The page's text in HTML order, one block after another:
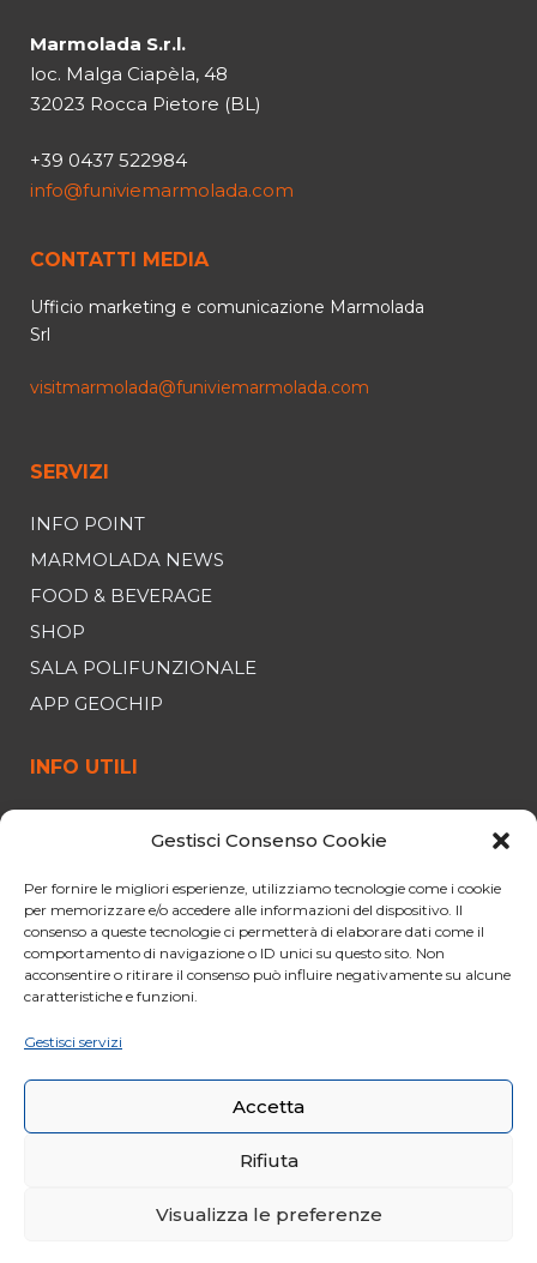
Gestisci Consenso Cookie
Per fornire le migliori esperienze, utilizziamo tecnologie come i cookie
per memorizzare e/o accedere alle informazioni del dispositivo. Il
consenso a queste tecnologie ci permetterà di elaborare dati come il
comportamento di navigazione o ID unici su questo sito. Non
acconsentire o ritirare il consenso può influire negativamente su alcune
caratteristiche e funzioni.
Gestisci servizi
Accetta
Rifiuta
Visualizza le preferenze
Marmolada S.r.l.
loc. Malga Ciapèla, 48
32023 Rocca Pietore (BL)
+39 0437 522984
info@funiviemarmolada.com
CONTATTI MEDIA
Ufficio marketing e comunicazione Marmolada
Srl
visitmarmolada@funiviemarmolada.com
SERVIZI
INFO POINT
MARMOLADA NEWS
FOOD & BEVERAGE
SHOP
SALA POLIFUNZIONALE
APP GEOCHIP
INFO UTILI
ORARI E PREZZI
OFFERTE
PARCHEGGIO
CURIOSITÀ
NORME PER IL VIAGGIO
CONDIZIONI GENERALI DI VENDITA